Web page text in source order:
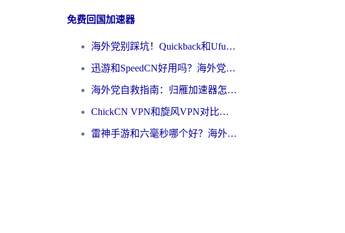
免费回国加速器
海外党别踩坑！Quickback和UfunR好用吗？选对回国加速器才能无缝刷国内资源
迅游和SpeedCN好用吗？海外党如何破解那道看不见的墙
海外党自救指南：归雁加速器怎么样？教你避开坑实现国内资源无缝访问
ChickCN VPN和旋风VPN对比哪个回国效果更好？海外用户的选择困境与出路
雷神手游和六毫秒哪个好？海外党如何真正解锁国内资源